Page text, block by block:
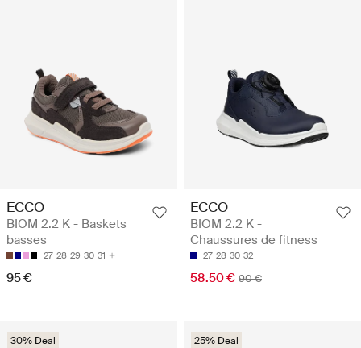
ECCO
BIOM 2.2 K - Baskets
basses
27 28 29 30 31
95 €
ECCO
BIOM 2.2 K -
Chaussures de fitness
27 28 30 32
58.50 € 90 €
30% Deal 25% Deal